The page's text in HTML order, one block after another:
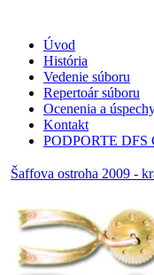
Úvod
História
Vedenie súboru
Repertoár súboru
Ocenenia a
Kontakt
PODPORTE DFS
Šaffova ostroha 2009 -